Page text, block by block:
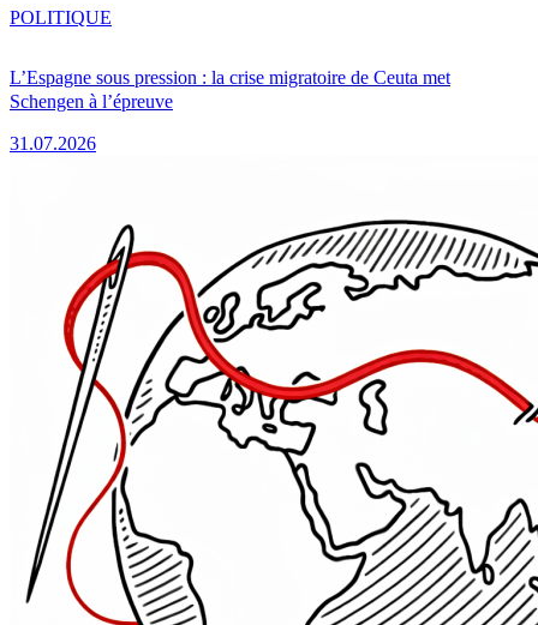
L’Espagne sous pression : la crise migratoire de Ceuta met
Schengen à l’épreuve
31.07.2026
POLITIQUE